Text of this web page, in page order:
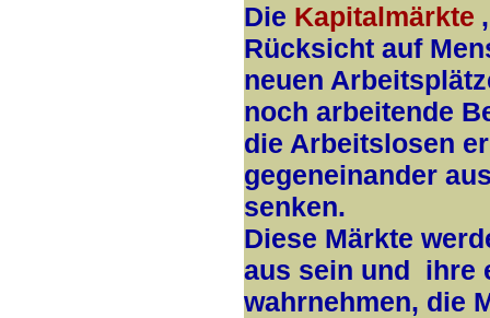
Die Kapitalmärkte
Rücksicht auf
neuen
noch arbeitende
die Arbeitslosen
gegeneinander
senken.
Diese Märkte
aus sein und ihre
wahrnehmen, die